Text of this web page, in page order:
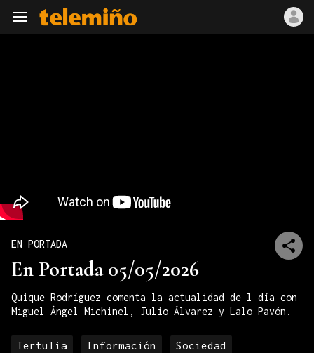
Navegación
EN PORTADA
En Portada 05/05/2026
Quique Rodríguez comenta la actualidad de l día con
Miguel Ángel Michinel, Julio Álvarez y Lalo Pavón.
Tertulia Información Sociedad